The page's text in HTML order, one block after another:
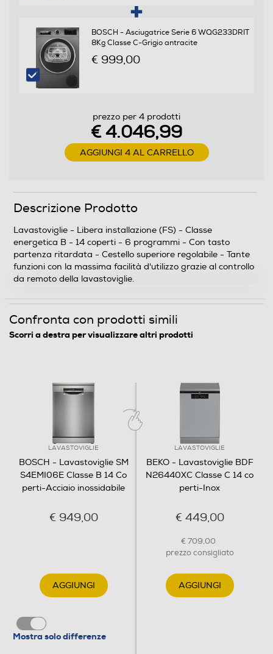
Programma bio - eco
Display
Wi-Fi
Apertura porta automatica
Con apertura porta automatica
Indicazione tempo residuo
Indicazione fine lavaggio
Riconoscimento grado sporco
BOSCH - Asciugatrice Serie 6 WQG233DRIT
8Kg Classe C-Grigio antracite
€ 999,00
prezzo per 4 prodotti
€ 4.046,99
AGGIUNGI 4 AL CARRELLO
Descrizione Prodotto
Lavastoviglie - Libera installazione (FS) - Classe
energetica B - 14 coperti - 6 programmi - Con tasto
partenza ritardata - Cestello superiore regolabile - Tante
funzioni con la massima facilità d'utilizzo grazie al controllo
da remoto della lavastoviglie.
Confronta con prodotti simili
Scorri a destra per visualizzare altri prodotti
LAVASTOVIGLIE
BOSCH - Lavastoviglie SM
S4EMI06E Classe B 14 Co
perti-Acciaio inossidabile
€ 949,00
AGGIUNGI
Mostra solo differenze
LAVASTOVIGLIE
BEKO - Lavastoviglie BDF
N26440XC Classe C 14 co
perti-Inox
€ 449,00
€ 709,00
prezzo consigliato
AGGIUNGI